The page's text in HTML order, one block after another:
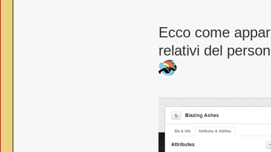
Ecco come
relativi del